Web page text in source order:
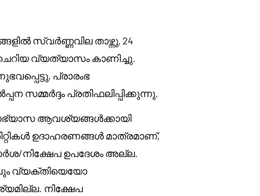
സ്വർണ്ണവില താഴ്ന്നു, 24
ചെറിയ വ്യത്യാസം കാണിച്ചു.
പ്രാരംഭ
സമ്മർദ്ദം പ്രതിഫലിപ്പിക്കുന്നു.
ആവശ്യങ്ങൾക്കായി
ഉദാഹരണങ്ങൾ മാത്രമാണ്,
നിക്ഷേപ ഉപദേശം അല്ല.
വ്യക്തിയെയോ
നിക്ഷേപ